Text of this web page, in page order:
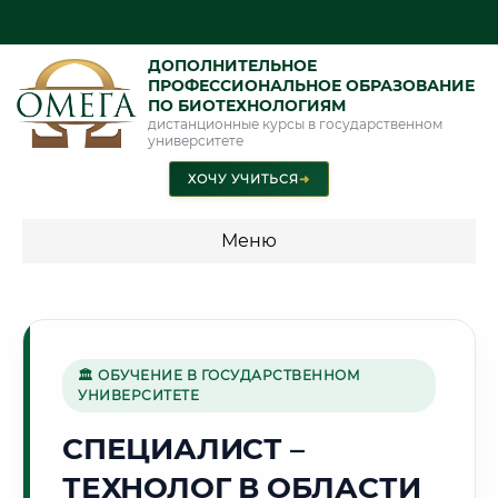
ДОПОЛНИТЕЛЬНОЕ
ПРОФЕССИОНАЛЬНОЕ ОБРАЗОВАНИЕ
ПО БИОТЕХНОЛОГИЯМ
дистанционные курсы в государственном
университете
ХОЧУ УЧИТЬСЯ➜
Меню
⛪
Г. ВЛАДИМИР
🏛 ОБУЧЕНИЕ В ГОСУДАРСТВЕННОМ
УНИВЕРСИТЕТЕ
СПЕЦИАЛИСТ –
ТЕХНОЛОГ В ОБЛАСТИ